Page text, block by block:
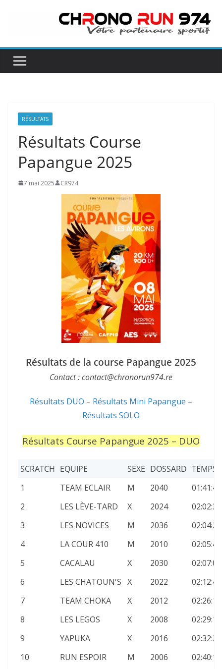
RÉSULTATS
Résultats Course
Papangue 2025
7 mai 2025 CR974
Résultats de la course Papangue 2025
Contact : contact@chronorun974.re
Résultats DUO – Résultats Mini Papangue –
Résultats SOLO
Résultats Course Papangue 2025 – DUO
SCRATCH EQUIPE SEXE DOSSARD TEMPS
1
TEAM ECLAIR M 2040
2
LES LÈVE-TARD X 2024
3
LES NOVICES M 2036
4
LA COUR 410 M 2010
5
CACALAU X 2030
6
LES CHATOUN'S X 2022
7
TEAM CHOKA X 2012
8
LES LEGOS X 2008
9
YAPUKA X 2016
10
RUN ESPOIR M 2006